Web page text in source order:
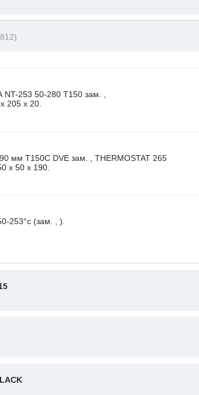
253 50-280 T150 зам. ,
205 х 20.
T150C DVE зам. , THERMOSTAT 265
x 50 х 190.
253°c (зам. , ).